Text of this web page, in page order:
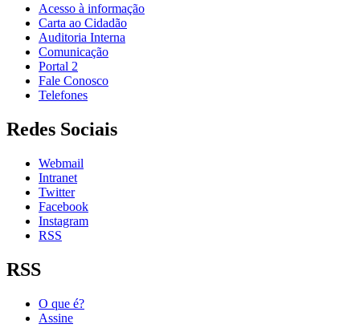
Acesso à informação
Carta ao Cidadão
Auditoria Interna
Comunicação
Portal 2
Fale Conosco
Telefones
Redes Sociais
Webmail
Intranet
Twitter
Facebook
Instagram
RSS
RSS
O que é?
Assine